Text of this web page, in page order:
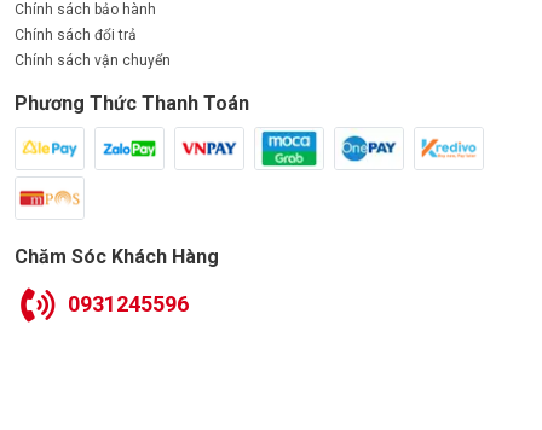
Chính sách bảo hành
Chính sách đổi trả
Chính sách vận chuyển
Phương Thức Thanh Toán
Chăm Sóc Khách Hàng
0931245596